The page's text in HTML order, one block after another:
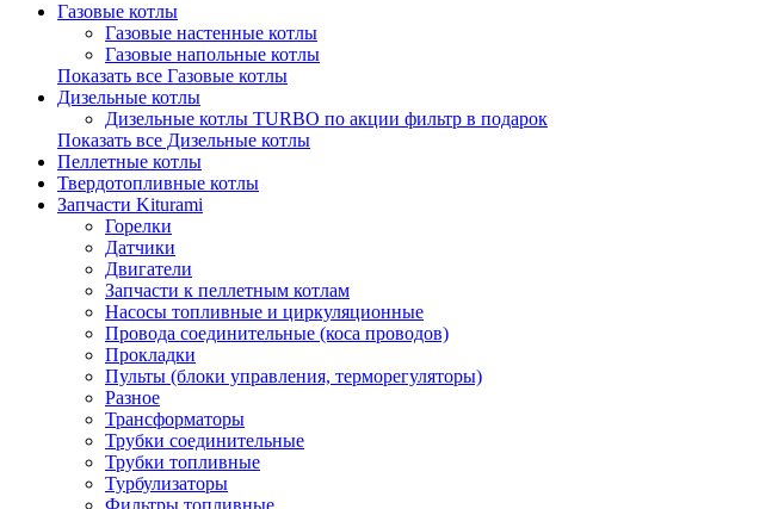
Газовые котлы
Газовые настенные котлы
Газовые напольные котлы
Показать все Газовые котлы
Дизельные котлы
Дизельные котлы TURBO по акции фильтр в подарок
Показать все Дизельные котлы
Пеллетные котлы
Твердотопливные котлы
Запчасти Kiturami
Горелки
Датчики
Двигатели
Запчасти к пеллетным котлам
Насосы топливные и циркуляционные
Провода соединительные (коса проводов)
Прокладки
Пульты (блоки управления, терморегуляторы)
Разное
Трансформаторы
Трубки соединительные
Трубки топливные
Турбулизаторы
Фильтры топливные